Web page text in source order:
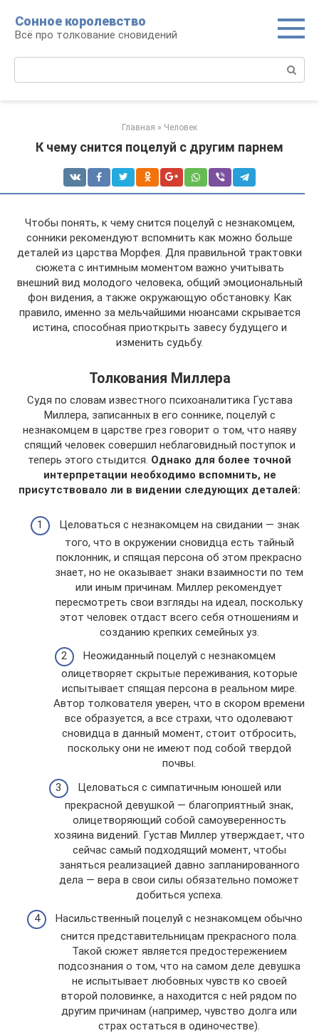
контенту
Сонное королевство
Всё про толкование сновидений
Главная » Человек
К чему снится поцелуй с другим парнем
Чтобы понять, к чему снится поцелуй с незнакомцем,
сонники рекомендуют вспомнить как можно больше
деталей из царства Морфея. Для правильной трактовки
сюжета с интимным моментом важно учитывать
внешний вид молодого человека, общий эмоциональный
фон видения, а также окружающую обстановку. Как
правило, именно за мельчайшими нюансами скрывается
истина, способная приоткрыть завесу будущего и
изменить судьбу.
Толкования Миллера
Судя по словам известного психоаналитика Густава
Миллера, записанных в его соннике, поцелуй с
незнакомцем в царстве грез говорит о том, что наяву
спящий человек совершил неблаговидный поступок и
теперь этого стыдится. Однако для более точной
интерпретации необходимо вспомнить, не
присутствовало ли в видении следующих деталей:
Целоваться с незнакомцем на свидании — знак
того, что в окружении сновидца есть тайный
поклонник, и спящая персона об этом прекрасно
знает, но не оказывает знаки взаимности по тем
или иным причинам. Миллер рекомендует
пересмотреть свои взгляды на идеал, поскольку
этот человек отдаст всего себя отношениям и
созданию крепких семейных уз.
Неожиданный поцелуй с незнакомцем
олицетворяет скрытые переживания, которые
испытывает спящая персона в реальном мире.
Автор толкователя уверен, что в скором времени
все образуется, а все страхи, что одолевают
сновидца в данный момент, стоит отбросить,
поскольку они не имеют под собой твердой
почвы.
Целоваться с симпатичным юношей или
прекрасной девушкой — благоприятный знак,
олицетворяющий собой самоуверенность
хозяина видений. Густав Миллер утверждает, что
сейчас самый подходящий момент, чтобы
заняться реализацией давно запланированного
дела — вера в свои силы обязательно поможет
добиться успеха.
Насильственный поцелуй с незнакомцем обычно
снится представительницам прекрасного пола.
Такой сюжет является предостережением
подсознания о том, что на самом деле девушка
не испытывает любовных чувств ко своей
второй половинке, а находится с ней рядом по
другим причинам (например, чувство долга или
страх остаться в одиночестве).